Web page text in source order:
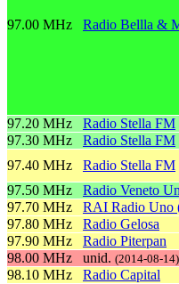
97.00 MHz Radio Bellla &
97.20 MHz
Radio Stella FM
97.30 MHz
Radio Stella FM
97.40 MHz
Radio Stella FM
97.50 MHz
Radio Veneto
97.70 MHz
RAI Radio Uno
97.80 MHz
Radio Gelosa
97.90 MHz
Radio Piterpan
98.00 MHz
unid. (2014-08-14)
98.10 MHz
Radio Capital